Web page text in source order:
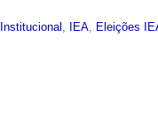
Institucional IEA Eleições